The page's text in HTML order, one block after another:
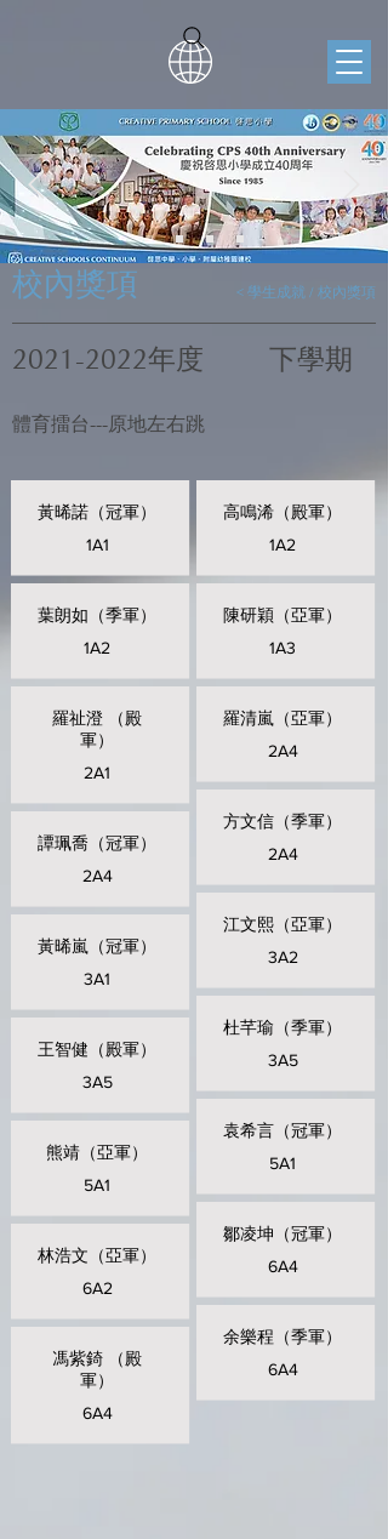
校內獎項 < 學生成就 / 校內獎項
2021-2022年度 下學期
體育擂台---原地左右跳
黃晞諾（冠軍）
1A1
葉朗如（季軍）
1A2
羅祉澄 （殿
軍）
2A1
譚珮喬（冠軍）
2A4
黃晞嵐（冠軍）
3A1
王智健（殿軍）
3A5
熊靖（亞軍）
5A1
林浩文（亞軍）
6A2
馮紫錡 （殿
軍）
6A4
高鳴浠（殿軍）
1A2
陳研穎（亞軍）
1A3
羅清嵐（亞軍）
2A4
方文信（季軍）
2A4
江文熙（亞軍）
3A2
杜芊瑜（季軍）
3A5
袁希言（冠軍）
5A1
鄒凌坤（冠軍）
6A4
余樂程（季軍）
6A4